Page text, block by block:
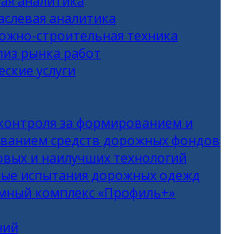
аналитика
строительная техника
рынка работ
услуги
за формированием и
средств дорожных фондов
и наилучших технологий
испытания дорожных одежд
комплекс «Профиль+»